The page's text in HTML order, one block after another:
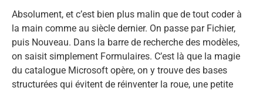
Absolument, et c’est bien plus malin que de tout coder à
la main comme au siècle dernier. On passe par Fichier,
puis Nouveau. Dans la barre de recherche des modèles,
on saisit simplement Formulaires. C’est là que la magie
du catalogue Microsoft opère, on y trouve des bases
structurées qui évitent de réinventer la roue, une petite